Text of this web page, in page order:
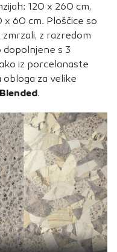
120 x 260 cm,
x 60 cm. Ploščice so
z razredom
dopolnjene s 3
iz porcelanaste
za velike
Blended.